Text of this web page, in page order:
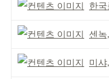
한국
센녹
미샤,